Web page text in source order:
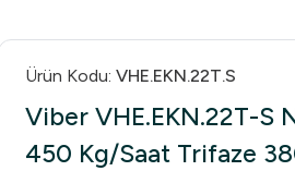
Ürün Kodu: VHE.EKN.22T.S
Viber VHE.EKN.22T-S
450 Kg/Saat Trifaze